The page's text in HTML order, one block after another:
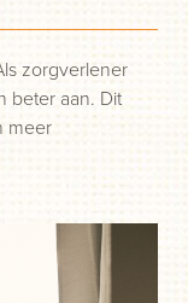
zorgverlener
beter aan. Dit
meer